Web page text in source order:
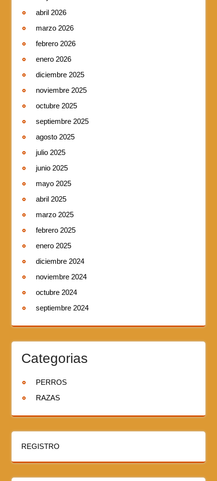
abril 2026
marzo 2026
febrero 2026
enero 2026
diciembre 2025
noviembre 2025
octubre 2025
septiembre 2025
agosto 2025
julio 2025
junio 2025
mayo 2025
abril 2025
marzo 2025
febrero 2025
enero 2025
diciembre 2024
noviembre 2024
octubre 2024
septiembre 2024
Categorias
PERROS
RAZAS
REGISTRO